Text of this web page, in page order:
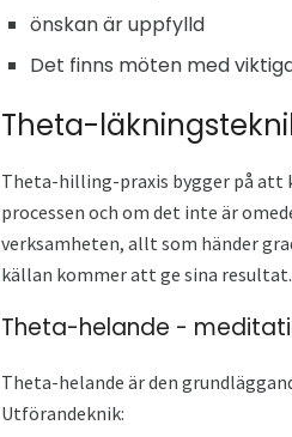
önskan är uppfylld
Det finns möten med
Theta-
Theta-hilling-praxis bygger på
processen och om det inte är
verksamheten, allt som händer
källan kommer att ge sina resultat.
Theta-helande -
Theta-helande är den
Utförandeknik: